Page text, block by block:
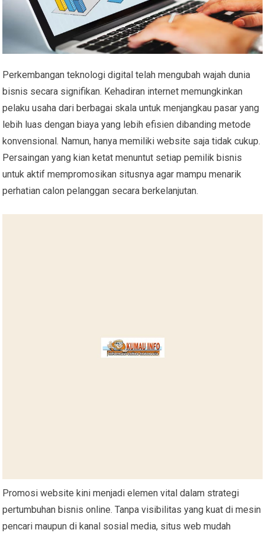
Perkembangan teknologi digital telah mengubah wajah dunia
bisnis secara signifikan. Kehadiran internet memungkinkan
pelaku usaha dari berbagai skala untuk menjangkau pasar yang
lebih luas dengan biaya yang lebih efisien dibanding metode
konvensional. Namun, hanya memiliki website saja tidak cukup.
Persaingan yang kian ketat menuntut setiap pemilik bisnis
untuk aktif mempromosikan situsnya agar mampu menarik
perhatian calon pelanggan secara berkelanjutan.
Promosi website kini menjadi elemen vital dalam strategi
pertumbuhan bisnis online. Tanpa visibilitas yang kuat di mesin
pencari maupun di kanal sosial media, situs web mudah